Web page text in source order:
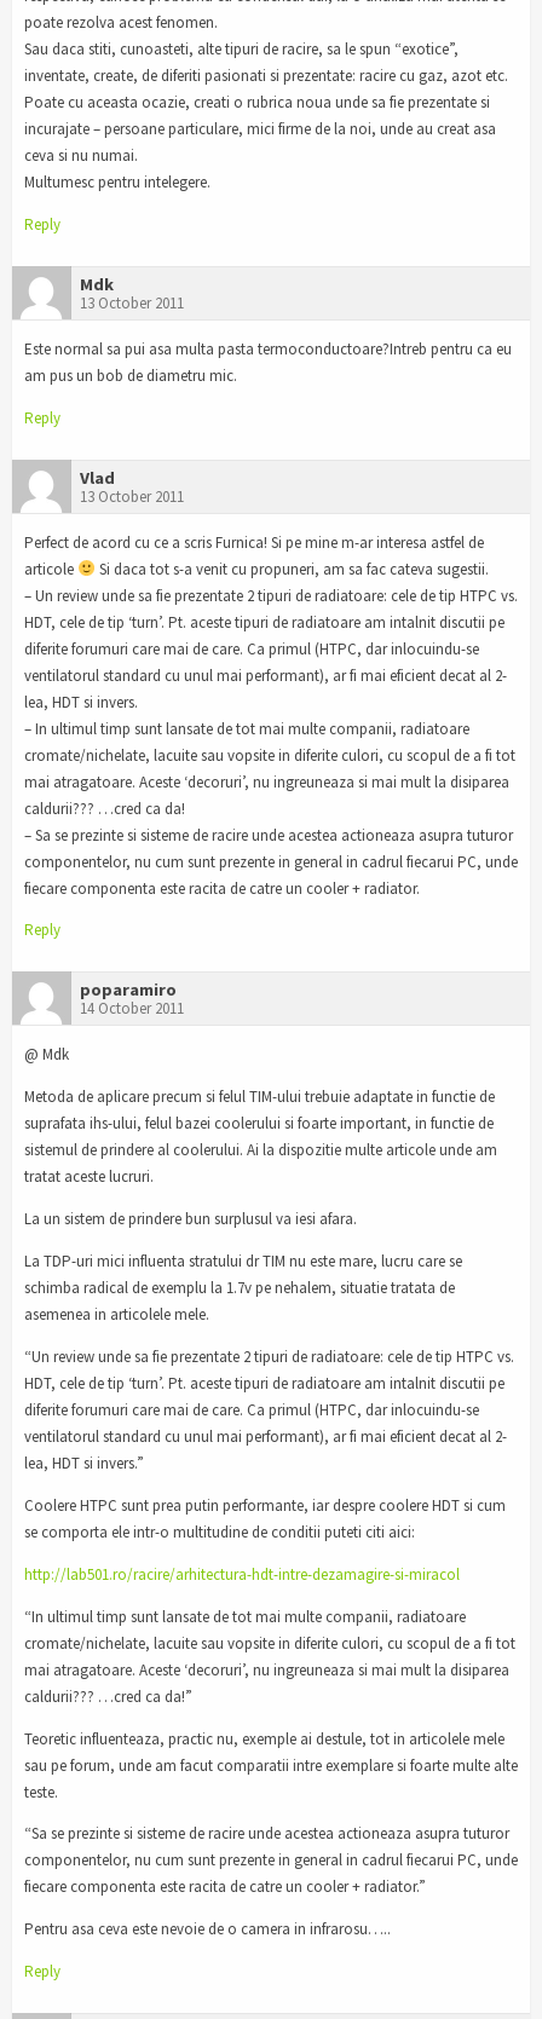
poate rezolva acest fenomen.
Sau daca stiti, cunoasteti, alte tipuri de racire, sa le spun “exotice”,
inventate, create, de diferiti pasionati si prezentate: racire cu gaz, azot etc.
Poate cu aceasta ocazie, creati o rubrica noua unde sa fie prezentate si
incurajate – persoane particulare, mici firme de la noi, unde au creat asa
ceva si nu numai.
Multumesc pentru intelegere.
Reply
Mdk
13 October 2011
Este normal sa pui asa multa pasta termoconductoare?Intreb pentru ca eu
am pus un bob de diametru mic.
Reply
Vlad
13 October 2011
Perfect de acord cu ce a scris Furnica! Si pe mine m-ar interesa astfel de
articole
Si daca tot s-a venit cu propuneri, am sa fac cateva sugestii.
– Un review unde sa fie prezentate 2 tipuri de radiatoare: cele de tip HTPC vs.
HDT, cele de tip ‘turn’. Pt. aceste tipuri de radiatoare am intalnit discutii pe
diferite forumuri care mai de care. Ca primul (HTPC, dar inlocuindu-se
ventilatorul standard cu unul mai performant), ar fi mai eficient decat al 2-
lea, HDT si invers.
– In ultimul timp sunt lansate de tot mai multe companii, radiatoare
cromate/nichelate, lacuite sau vopsite in diferite culori, cu scopul de a fi tot
mai atragatoare. Aceste ‘decoruri’, nu ingreuneaza si mai mult la disiparea
caldurii??? …cred ca da!
– Sa se prezinte si sisteme de racire unde acestea actioneaza asupra tuturor
componentelor, nu cum sunt prezente in general in cadrul fiecarui PC, unde
fiecare componenta este racita de catre un cooler + radiator.
Reply
poparamiro
14 October 2011
@ Mdk
Metoda de aplicare precum si felul TIM-ului trebuie adaptate in functie de
suprafata ihs-ului, felul bazei coolerului si foarte important, in functie de
sistemul de prindere al coolerului. Ai la dispozitie multe articole unde am
tratat aceste lucruri.
La un sistem de prindere bun surplusul va iesi afara.
La TDP-uri mici influenta stratului dr TIM nu este mare, lucru care se
schimba radical de exemplu la 1.7v pe nehalem, situatie tratata de
asemenea in articolele mele.
“Un review unde sa fie prezentate 2 tipuri de radiatoare: cele de tip HTPC vs.
HDT, cele de tip ‘turn’. Pt. aceste tipuri de radiatoare am intalnit discutii pe
diferite forumuri care mai de care. Ca primul (HTPC, dar inlocuindu-se
ventilatorul standard cu unul mai performant), ar fi mai eficient decat al 2-
lea, HDT si invers.”
Coolere HTPC sunt prea putin performante, iar despre coolere HDT si cum
se comporta ele intr-o multitudine de conditii puteti citi aici:
http://lab501.ro/racire/arhitectura-hdt-intre-dezamagire-si-miracol
“In ultimul timp sunt lansate de tot mai multe companii, radiatoare
cromate/nichelate, lacuite sau vopsite in diferite culori, cu scopul de a fi tot
mai atragatoare. Aceste ‘decoruri’, nu ingreuneaza si mai mult la disiparea
caldurii??? …cred ca da!”
Teoretic influenteaza, practic nu, exemple ai destule, tot in articolele mele
sau pe forum, unde am facut comparatii intre exemplare si foarte multe alte
teste.
“Sa se prezinte si sisteme de racire unde acestea actioneaza asupra tuturor
componentelor, nu cum sunt prezente in general in cadrul fiecarui PC, unde
fiecare componenta este racita de catre un cooler + radiator.”
Pentru asa ceva este nevoie de o camera in infrarosu…..
Reply